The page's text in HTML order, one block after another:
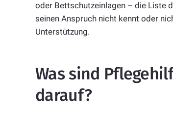
oder Bettschutzeinlagen – die Liste
seinen Anspruch nicht kennt oder
Unterstützung.
Was sind
darauf?